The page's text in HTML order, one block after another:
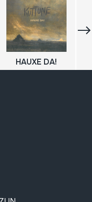
HAUXE DA!